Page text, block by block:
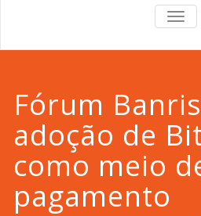
Fórum
adoção de
como meio
pagamento